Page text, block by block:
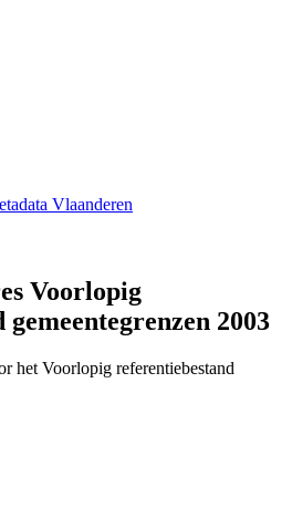
Vlaanderen
Voorlopig
2003
het Voorlopig referentiebestand